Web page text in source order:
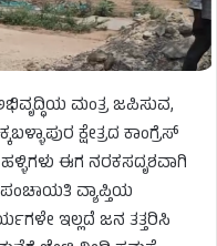
ಮಂತ್ರ ಜಪಿಸುವ,
ಕ್ಷೇತ್ರದ ಕಾಂಗ್ರೆಸ್
ಈಗ ನರಕಸದೃಶವಾಗಿ
ವ್ಯಾಪ್ತಿಯ
ಇಲ್ಲದೆ ಜನ ತತ್ತರಿಸಿ